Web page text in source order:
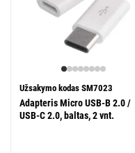
Užsakymo kodas SM7023
Adapteris Micro USB-B 2.0 /
USB-C 2.0, baltas, 2 vnt.